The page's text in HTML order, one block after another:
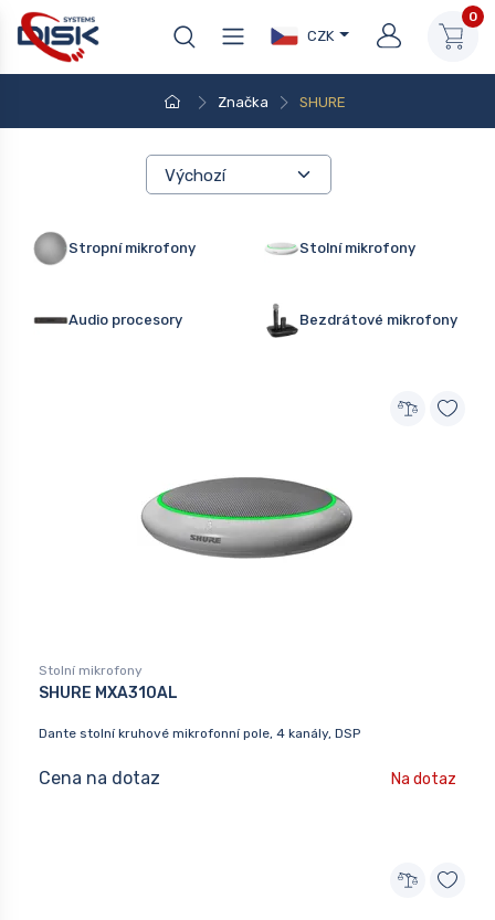
CZK
0
Značka SHURE
Stropní mikrofony Stolní mikrofony
Audio procesory Bezdrátové mikrofony
Stolní mikrofony
SHURE MXA310AL
Dante stolní kruhové mikrofonní pole, 4 kanály, DSP
Cena na dotaz Na dotaz